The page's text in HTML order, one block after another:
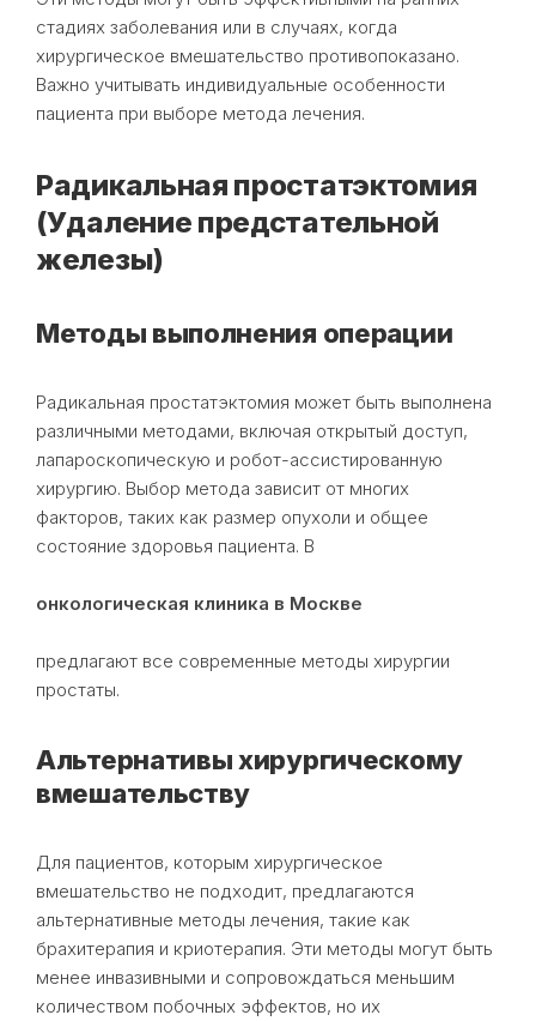
стадиях заболевания или в случаях, когда
хирургическое вмешательство противопоказано.
Важно учитывать индивидуальные особенности
пациента при выборе метода лечения.
Радикальная простатэктомия
(Удаление предстательной
железы)
Методы выполнения операции
Радикальная простатэктомия может быть выполнена
различными методами, включая открытый доступ,
лапароскопическую и робот-ассистированную
хирургию. Выбор метода зависит от многих
факторов, таких как размер опухоли и общее
состояние здоровья пациента. В
онкологическая клиника в Москве
предлагают все современные методы хирургии
простаты.
Альтернативы хирургическому
вмешательству
Для пациентов, которым хирургическое
вмешательство не подходит, предлагаются
альтернативные методы лечения, такие как
брахитерапия и криотерапия. Эти методы могут быть
менее инвазивными и сопровождаться меньшим
количеством побочных эффектов, но их